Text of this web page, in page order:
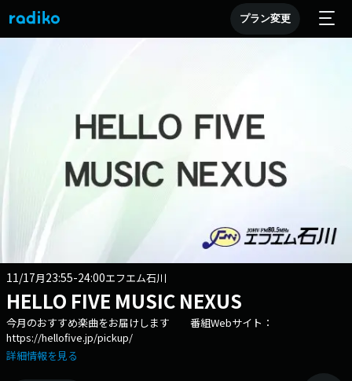
プラン変更
11/17月23:55-24:00エフエム石川
HELLO FIVE MUSIC NEXUS
今月のおすすめ楽曲をお届けします 番組Webサイト：
https://hellofive.jp/pickup/
詳細情報を見る